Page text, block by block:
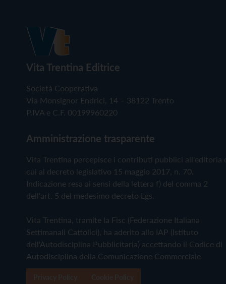
Vita Trentina Editrice
Società Cooperativa
Via Monsignor Endrici, 14 – 38122 Trento
P.IVA e C.F. 00199960220
Amministrazione trasparente
Vita Trentina percepisce i contributi pubblici all'editoria
cui al decreto legislativo 15 maggio 2017, n. 70.
Indicazione resa ai sensi della lettera f) del comma 2
dell'art. 5 del medesimo decreto Lgs.
Vita Trentina, tramite la Fisc (Federazione Italiana
Settimanali Cattolici), ha aderito allo IAP (Istituto
dell'Autodisciplina Pubblicitaria) accettando il Codice di
Autodisciplina della Comunicazione Commerciale